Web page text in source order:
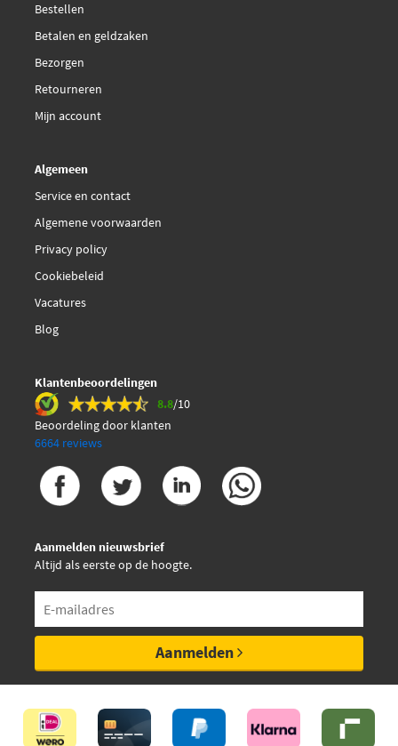
Bestellen
Betalen en geldzaken
Bezorgen
Retourneren
Mijn account
Algemeen
Service en contact
Algemene voorwaarden
Privacy policy
Cookiebeleid
Vacatures
Blog
Klantenbeoordelingen
8.8/10
Beoordeling door klanten
6664 reviews
Aanmelden nieuwsbrief
Altijd als eerste op de hoogte.
Aanmelden